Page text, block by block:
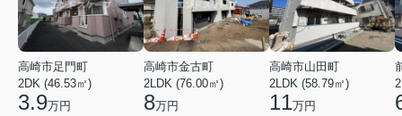
高崎市足門町
2DK (46.53㎡)
3.9万円
高崎市金古町
2LDK (76.00㎡)
8万円
高崎市山田町
2LDK (58.79㎡)
11万円